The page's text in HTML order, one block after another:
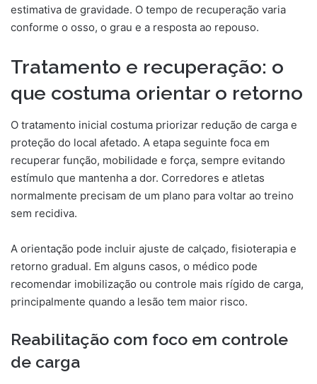
estimativa de gravidade. O tempo de recuperação varia
conforme o osso, o grau e a resposta ao repouso.
Tratamento e recuperação: o
que costuma orientar o retorno
O tratamento inicial costuma priorizar redução de carga e
proteção do local afetado. A etapa seguinte foca em
recuperar função, mobilidade e força, sempre evitando
estímulo que mantenha a dor. Corredores e atletas
normalmente precisam de um plano para voltar ao treino
sem recidiva.
A orientação pode incluir ajuste de calçado, fisioterapia e
retorno gradual. Em alguns casos, o médico pode
recomendar imobilização ou controle mais rígido de carga,
principalmente quando a lesão tem maior risco.
Reabilitação com foco em controle
de carga